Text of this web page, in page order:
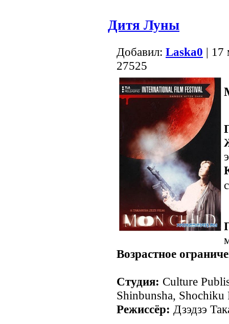
Дитя Луны
Добавил: Lаska0 | 17
27525
Возрастное
Студия: Culture
Shinbunsha,
Режиссёр: Дзэдзэ